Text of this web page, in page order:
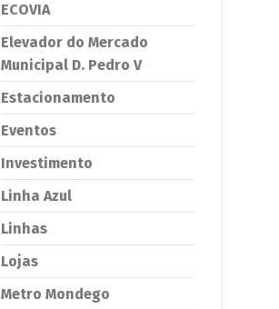
ECOVIA
Elevador do Mercado
Municipal D. Pedro V
Estacionamento
Eventos
Investimento
Linha Azul
Linhas
Lojas
Metro Mondego